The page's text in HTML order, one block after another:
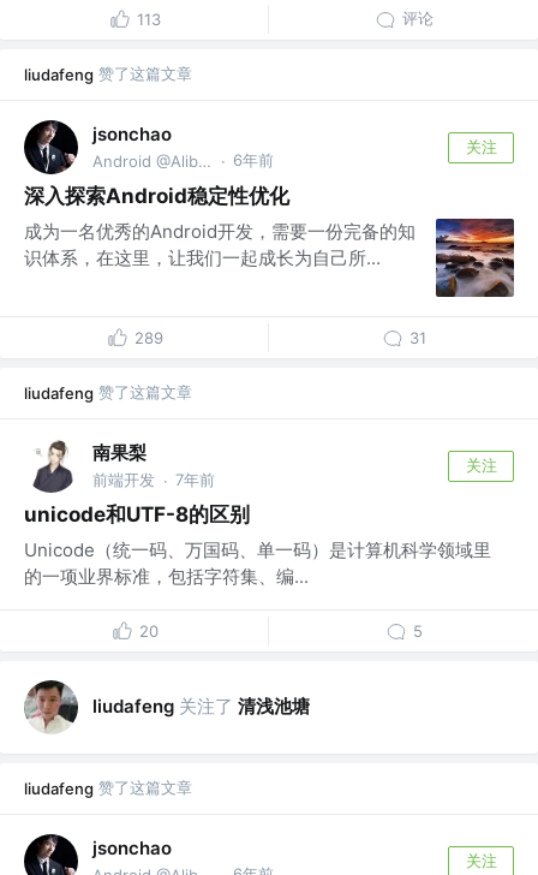
113 评论
liudafeng 赞了这篇文章
jsonchao
Android @Alibaba · 6年前
关注
深入探索Android稳定性优化
成为一名优秀的Android开发，需要一份完备的知
识体系，在这里，让我们一起成长为自己所...
289 31
liudafeng 赞了这篇文章
南果梨
前端开发 · 7年前
关注
unicode和UTF-8的区别
Unicode（统一码、万国码、单一码）是计算机科学领域里
的一项业界标准，包括字符集、编...
20 5
liudafeng 关注了 清浅池塘
liudafeng 赞了这篇文章
jsonchao
关注